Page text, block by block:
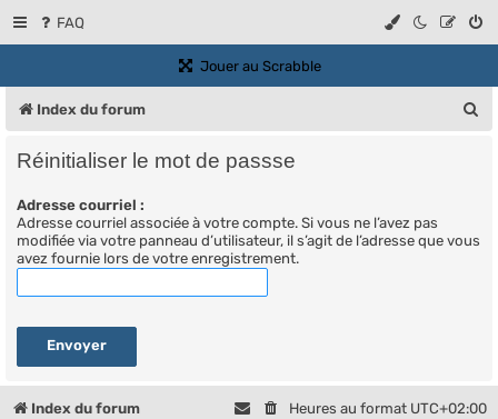
FAQ
Jouer au Scrabble(Ouvre un nouvel onglet)
Index du forum
r
Réinitialiser le mot de passse
Adresse courriel :
Adresse courriel associée à votre compte. Si vous ne l’avez pas
modifiée via votre panneau d’utilisateur, il s’agit de l’adresse que vous
avez fournie lors de votre enregistrement.
Index du forum Heures au format UTC+02:00